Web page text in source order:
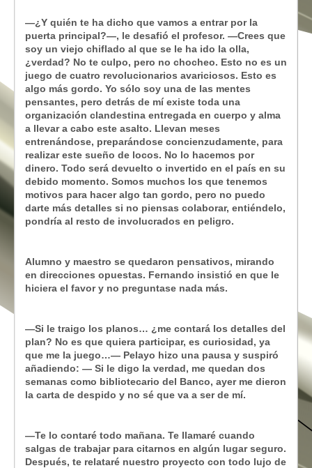
—¿Y quién te ha dicho que vamos a entrar por la
puerta principal?—, le desafió el profesor. —Crees que
soy un viejo chiflado al que se le ha ido la olla,
¿verdad? No te culpo, pero no chocheo. Esto no es un
juego de cuatro revolucionarios avariciosos. Esto es
algo más gordo. Yo sólo soy una de las mentes
pensantes, pero detrás de mí existe toda una
organización clandestina entregada en cuerpo y alma
a llevar a cabo este asalto. Llevan meses
entrenándose, preparándose concienzudamente, para
realizar este sueño de locos. No lo hacemos por
dinero. Todo será devuelto o invertido en el país en su
debido momento. Somos muchos los que tenemos
motivos para hacer algo tan gordo, pero no puedo
darte más detalles si no piensas colaborar, entiéndelo,
pondría al resto de involucrados en peligro.
Alumno y maestro se quedaron pensativos, mirando
en direcciones opuestas. Fernando insistió en que le
hiciera el favor y no preguntase nada más.
—Si le traigo los planos… ¿me contará los detalles del
plan? No es que quiera participar, es curiosidad, ya
que me la juego…— Pelayo hizo una pausa y suspiró
añadiendo: — Si le digo la verdad, me quedan dos
semanas como bibliotecario del Banco, ayer me dieron
la carta de despido y no sé que va a ser de mí.
—Te lo contaré todo mañana. Te llamaré cuando
salgas de trabajar para citarnos en algún lugar seguro.
Después, te relataré nuestro proyecto con todo lujo de